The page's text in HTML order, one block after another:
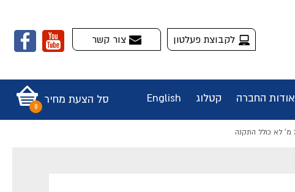
לקבוצת פעלטון צור קשר
אודות החברה קטלוג English סל הצעת מחיר